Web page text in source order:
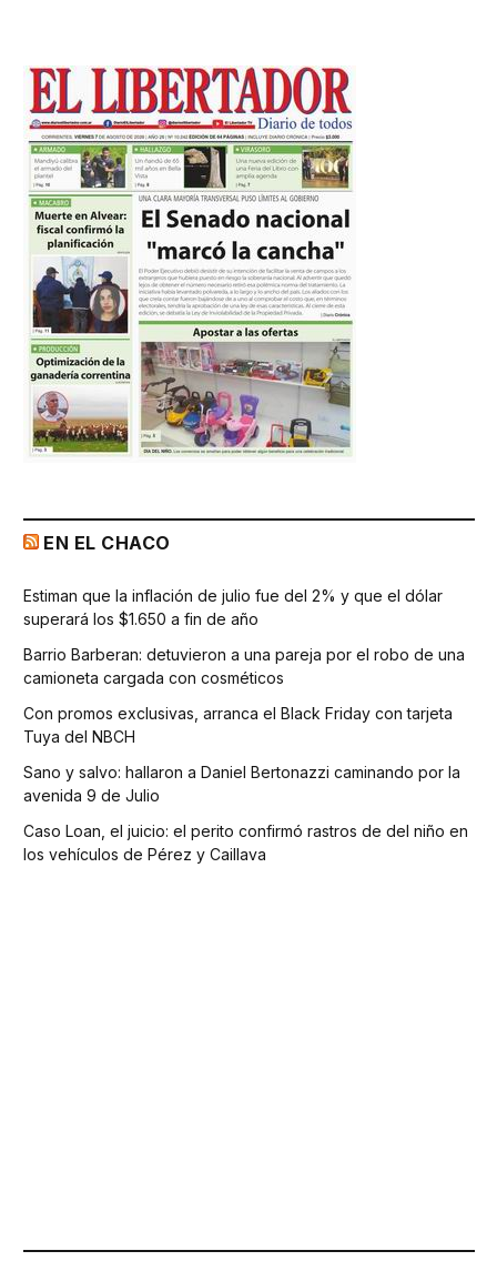
EN EL CHACO
Estiman que la inflación de julio fue del 2% y que el dólar
superará los $1.650 a fin de año
Barrio Barberan: detuvieron a una pareja por el robo de una
camioneta cargada con cosméticos
Con promos exclusivas, arranca el Black Friday con tarjeta
Tuya del NBCH
Sano y salvo: hallaron a Daniel Bertonazzi caminando por la
avenida 9 de Julio
Caso Loan, el juicio: el perito confirmó rastros de del niño en
los vehículos de Pérez y Caillava